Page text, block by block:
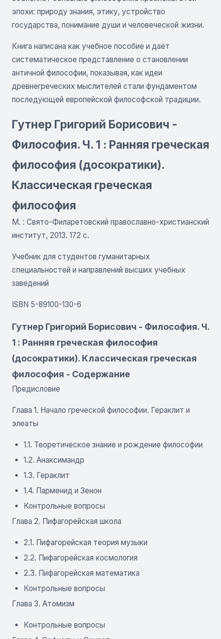
эпохи: природу знания, этику, устройство
государства, понимание души и человеческой жизни.
Книга написана как учебное пособие и даёт
систематическое представление о становлении
античной философии, показывая, как идеи
древнегреческих мыслителей стали фундаментом
последующей европейской философской традиции.
Гутнер Григорий Борисович -
Философия. Ч. 1 : Ранняя греческая
философия (досократики).
Классическая греческая
философия
М. : Свято-Филаретовский православно-христианский
институт, 2013. 172 с.
Учебник для студентов гуманитарных
специальностей и направлений высших учебных
заведений
ISBN 5-89100-130-6
Гутнер Григорий Борисович - Философия. Ч.
1 : Ранняя греческая философия
(досократики). Классическая греческая
философия - Содержание
Предисловие
Глава 1. Начало греческой философии. Гераклит и
элеаты
1.1. Теоретическое знание и рождение философии
1.2. Анаксимандр
1.3. Гераклит
1.4. Парменид и Зенон
Контрольные вопросы
Глава 2. Пифагорейская школа
2.1. Пифагорейская теория музыки
2.2. Пифагорейская космология
2.3. Пифагорейская математика
Контрольные вопросы
Глава 3. Атомизм
Контрольные вопросы